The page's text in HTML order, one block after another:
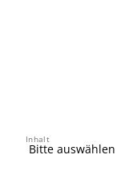
Inhalt
Inhalt